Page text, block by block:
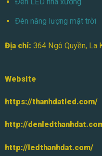
Đèn năng lượng mặt trời
Địa chỉ: 364 Ngô Quyền, La
Website
https://thanhdatled.com/
http://
http://ledthanhdat.com/